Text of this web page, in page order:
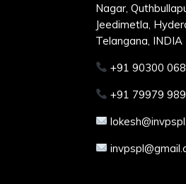
Nagar,
Jeedimetla,
Telangana, INDIA
+91 90300
+91 79979